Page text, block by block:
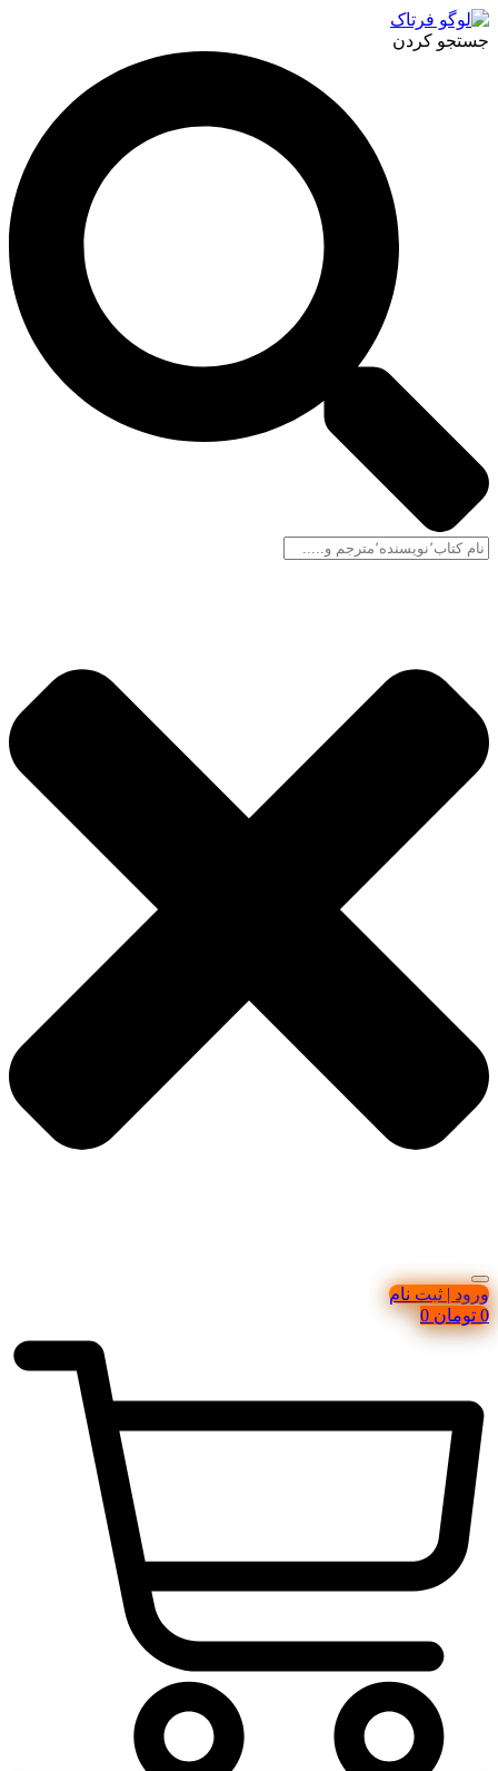
پرش
به
جستجو کردن
ورود | ثبت نام
0 تومان 0